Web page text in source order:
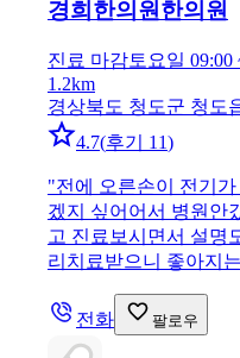
경희한의원한의원
진료 마감토요일 09:00
1.2km
경상북도 청도군 청도
4.7(후기 11)
"전에 오른손이 전기
겠지 싶어어서 병원안
고 진료보시면서 설명
리치료받으니 좋아지
전화 팔로우